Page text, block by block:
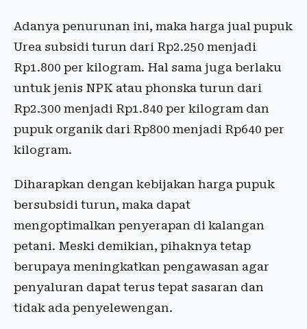
Adanya penurunan ini, maka harga jual pupuk
Urea subsidi turun dari Rp2.250 menjadi
Rp1.800 per kilogram. Hal sama juga berlaku
untuk jenis NPK atau phonska turun dari
Rp2.300 menjadi Rp1.840 per kilogram dan
pupuk organik dari Rp800 menjadi Rp640 per
kilogram.
Diharapkan dengan kebijakan harga pupuk
bersubsidi turun, maka dapat
mengoptimalkan penyerapan di kalangan
petani. Meski demikian, pihaknya tetap
berupaya meningkatkan pengawasan agar
penyaluran dapat terus tepat sasaran dan
tidak ada penyelewengan.